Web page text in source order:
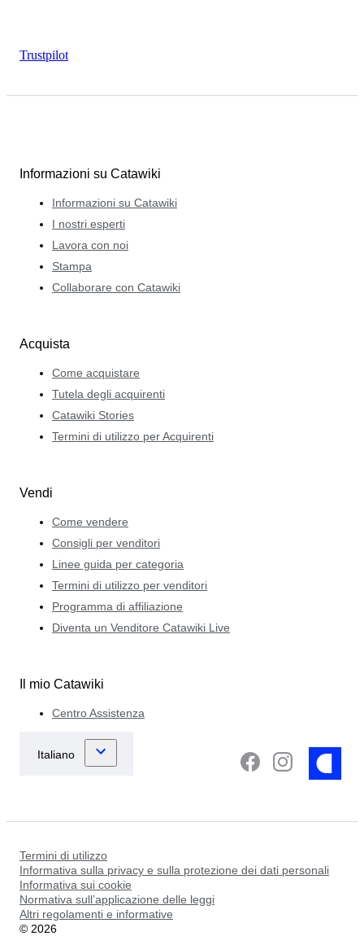
Trustpilot
Informazioni su Catawiki
Informazioni su Catawiki
I nostri esperti
Lavora con noi
Stampa
Collaborare con Catawiki
Acquista
Come acquistare
Tutela degli acquirenti
Catawiki Stories
Termini di utilizzo per Acquirenti
Vendi
Come vendere
Consigli per venditori
Linee guida per categoria
Termini di utilizzo per venditori
Programma di affiliazione
Diventa un Venditore Catawiki Live
Il mio Catawiki
Centro Assistenza
Termini di utilizzo
Informativa sulla privacy e sulla protezione dei dati personali
Informativa sui cookie
Normativa sull’applicazione delle leggi
Altri regolamenti e informative
© 2026